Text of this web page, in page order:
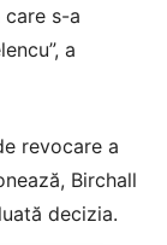
s-a
a
revocare a
Birchall
decizia.